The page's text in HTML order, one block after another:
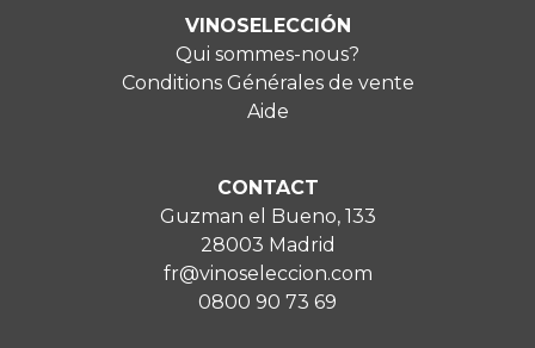
VINOSELECCIÓN
Qui sommes-nous?
Conditions Générales de vente
Aide
CONTACT
Guzman el Bueno, 133
28003 Madrid
fr@vinoseleccion.com
0800 90 73 69